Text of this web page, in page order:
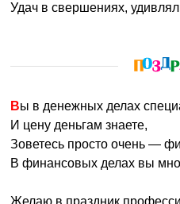
Удач в свершениях, удивлял
Вы в денежных делах
И цену деньгам знаете,
Зоветесь просто очень —
В финансовых делах вы
Желаю в праздник